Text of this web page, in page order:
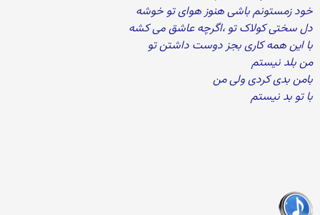
خود زمستونم باشی هنوز هوای تو خوشه
دل سختی کولاک تو ،اگرچه عاشق می کشه
با این همه کاری بجز دوست داشتن تو
من بلد نیستم
بامن بدی کردی ولی من
با تو بد نیستم